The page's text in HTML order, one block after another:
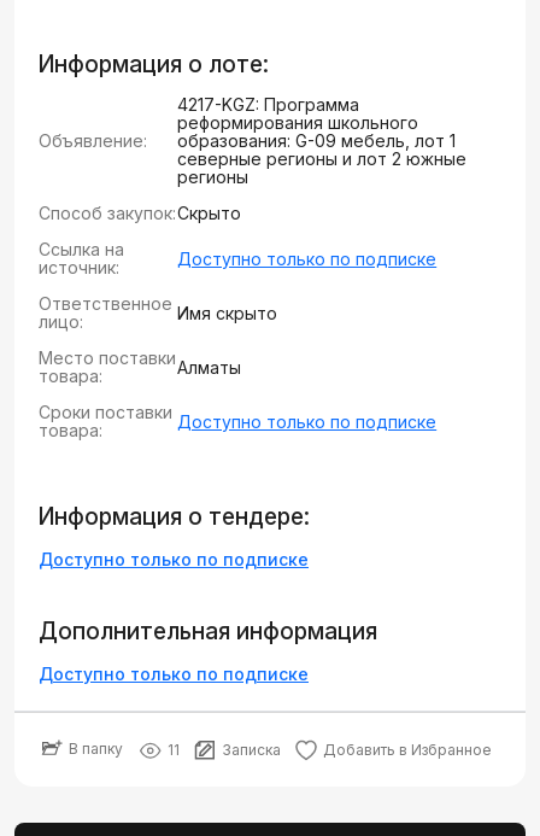
Информация о лоте:
Объявление:
4217-KGZ: Программа
реформирования школьного
образования: G-09 мебель, лот 1
северные регионы и лот 2 южные
регионы
Способ закупок:Скрыто
Ссылка на
источник:
Доступно только по подписке
Ответственное
лицо:
Имя скрыто
Место поставки
товара:
Алматы
Сроки поставки
товара:
Доступно только по подписке
Информация о тендере:
Доступно только по подписке
Дополнительная информация
Доступно только по подписке
В папку 11 Записка Добавить в Избранное